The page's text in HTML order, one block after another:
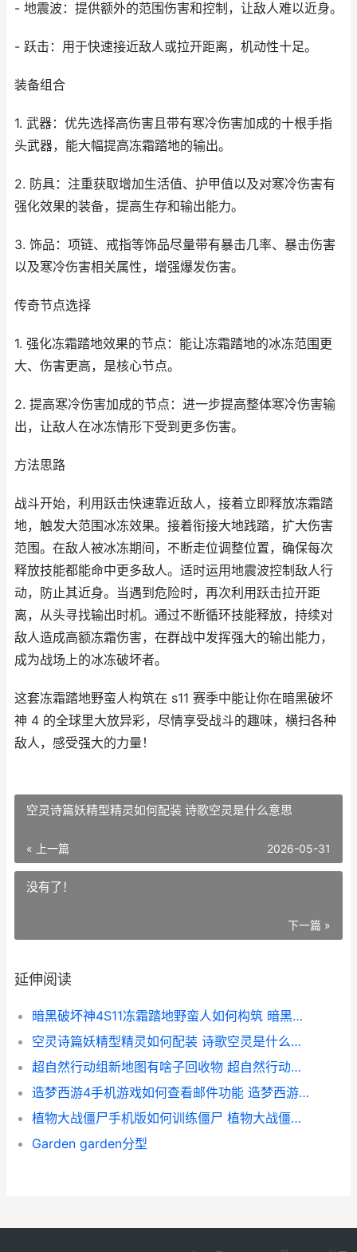
- 地震波：提供额外的范围伤害和控制，让敌人难以近身。
- 跃击：用于快速接近敌人或拉开距离，机动性十足。
装备组合
1. 武器：优先选择高伤害且带有寒冷伤害加成的十根手指
头武器，能大幅提高冻霜踏地的输出。
2. 防具：注重获取增加生活值、护甲值以及对寒冷伤害有
强化效果的装备，提高生存和输出能力。
3. 饰品：项链、戒指等饰品尽量带有暴击几率、暴击伤害
以及寒冷伤害相关属性，增强爆发伤害。
传奇节点选择
1. 强化冻霜踏地效果的节点：能让冻霜踏地的冰冻范围更
大、伤害更高，是核心节点。
2. 提高寒冷伤害加成的节点：进一步提高整体寒冷伤害输
出，让敌人在冰冻情形下受到更多伤害。
方法思路
战斗开始，利用跃击快速靠近敌人，接着立即释放冻霜踏
地，触发大范围冰冻效果。接着衔接大地践踏，扩大伤害
范围。在敌人被冰冻期间，不断走位调整位置，确保每次
释放技能都能命中更多敌人。适时运用地震波控制敌人行
动，防止其近身。当遇到危险时，再次利用跃击拉开距
离，从头寻找输出时机。通过不断循环技能释放，持续对
敌人造成高额冻霜伤害，在群战中发挥强大的输出能力，
成为战场上的冰冻破坏者。
这套冻霜踏地野蛮人构筑在 s11 赛季中能让你在暗黑破坏
神 4 的全球里大放异彩，尽情享受战斗的趣味，横扫各种
敌人，感受强大的力量！
空灵诗篇妖精型精灵如何配装 诗歌空灵是什么意思
« 上一篇 2026-05-31
没有了！
下一篇 »
延伸阅读
暗黑破坏神4S11冻霜踏地野蛮人如何构筑 暗黑破坏神4s11职业排行
空灵诗篇妖精型精灵如何配装 诗歌空灵是什么意思
超自然行动组新地图有啥子回收物 超自然行动组新地图
造梦西游4手机游戏如何查看邮件功能 造梦西游4手机版什么时候出的
植物大战僵尸手机版如何训练僵尸 植物大战僵尸手套
Garden garden分型